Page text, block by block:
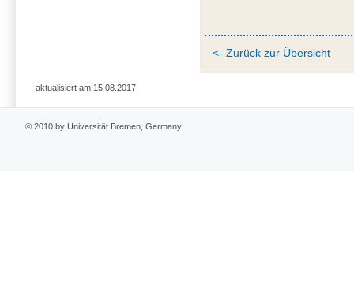
<- Zurück zur Übersicht
aktualisiert am 15.08.2017
© 2010 by Universität Bremen, Germany